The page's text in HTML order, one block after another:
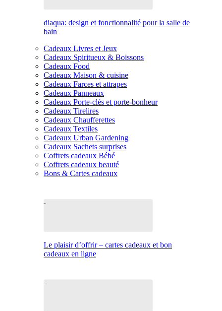
diaqua: design et fonctionnalité pour la salle de
bain
Cadeaux Livres et Jeux
Cadeaux Spiritueux & Boissons
Cadeaux Food
Cadeaux Maison & cuisine
Cadeaux Farces et attrapes
Cadeaux Panneaux
Cadeaux Porte-clés et porte-bonheur
Cadeaux Tirelires
Cadeaux Chaufferettes
Cadeaux Textiles
Cadeaux Urban Gardening
Cadeaux Sachets surprises
Coffrets cadeaux Bébé
Coffrets cadeaux beauté
Bons & Cartes cadeaux
Le plaisir d’offrir – cartes cadeaux et bon
cadeaux en ligne